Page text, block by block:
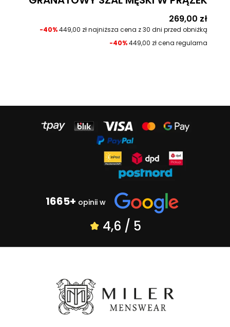
Cena
269,00 zł
-40%449,00 zł najniższa cena z 30 dni przed obniżką
-40%449,00 zł cena regularna
1665+ opinii w
4,6 / 5